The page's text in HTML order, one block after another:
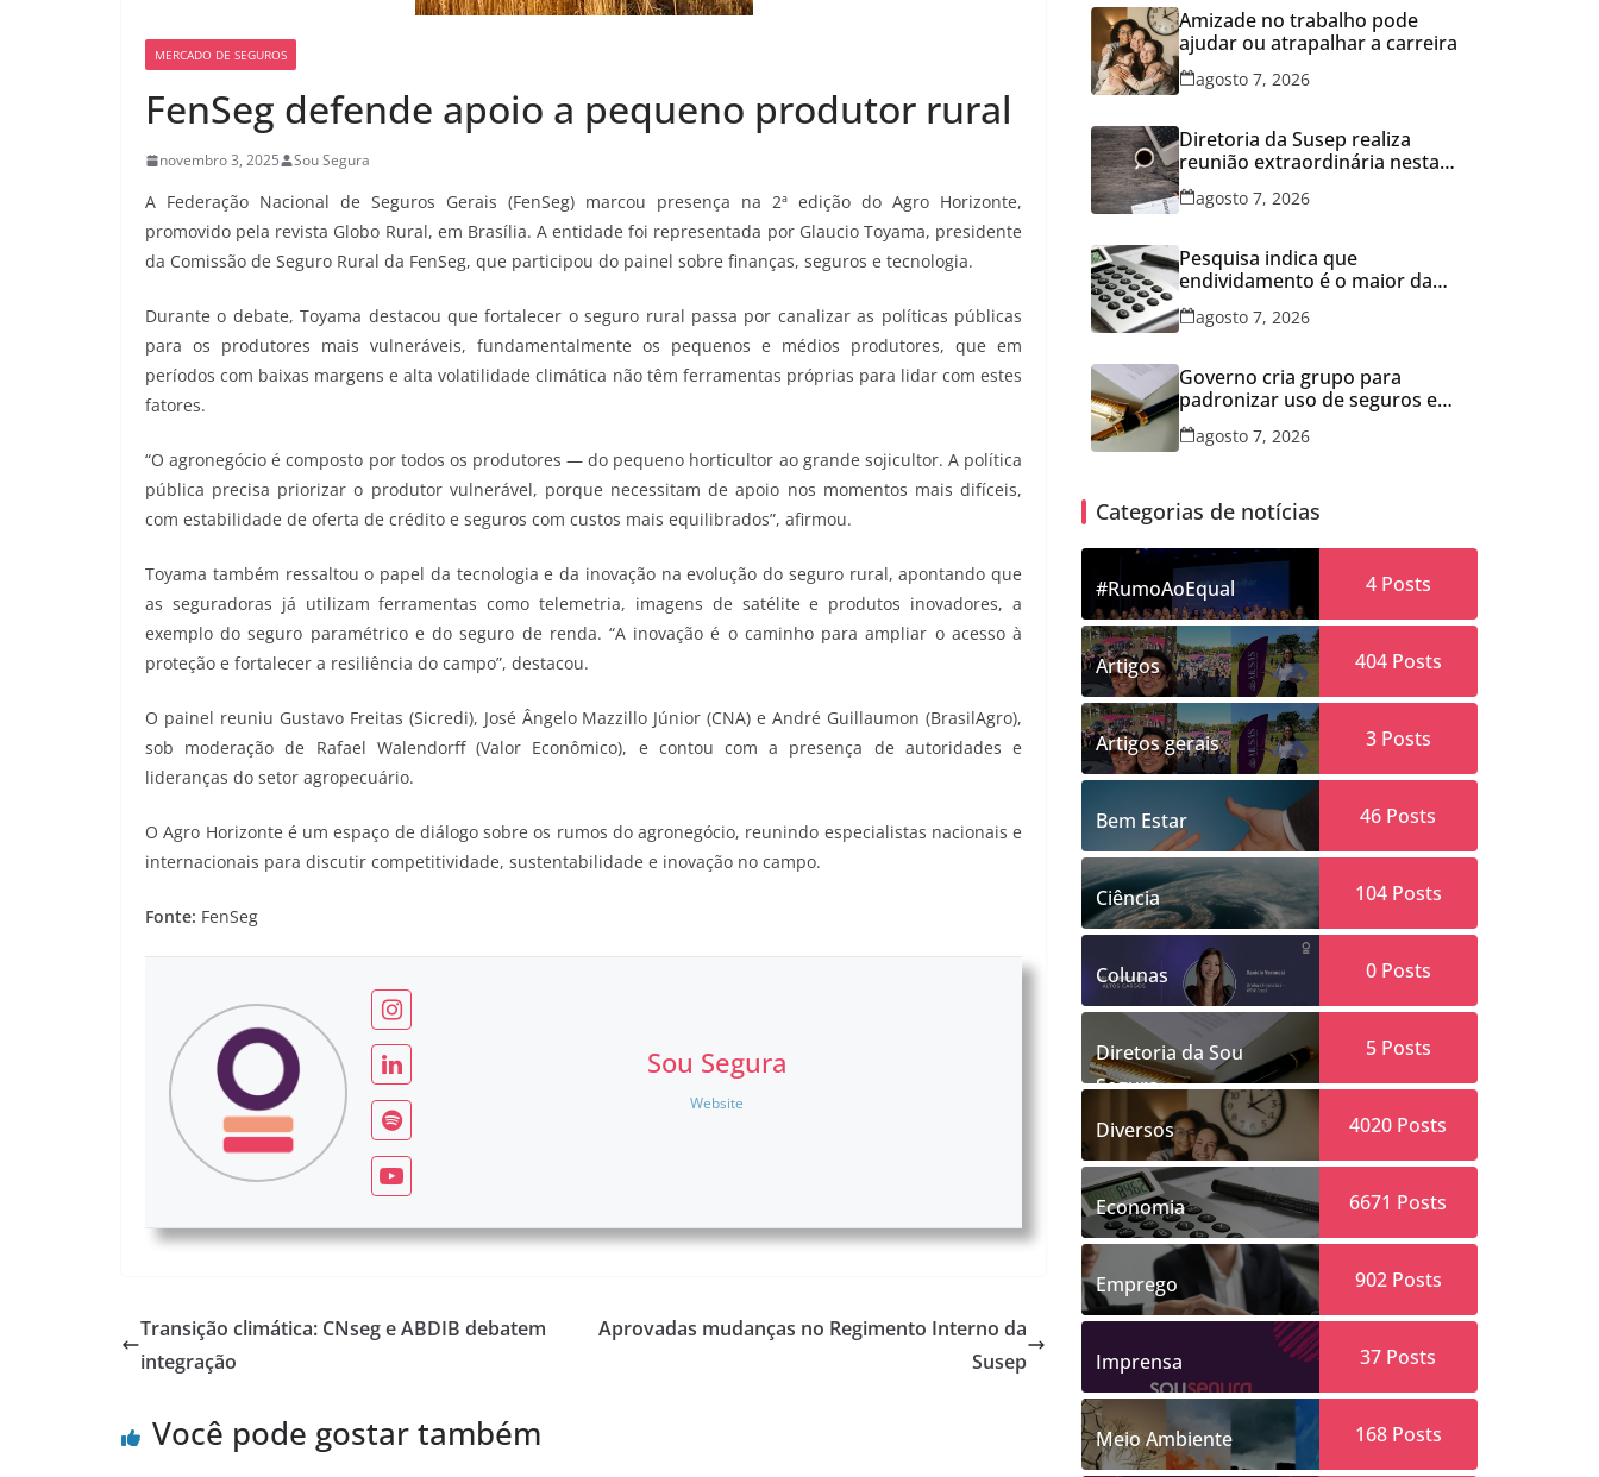
MERCADO DE SEGUROS
FenSeg defende apoio a pequeno produtor rural
novembro 3, 2025 Sou Segura
A Federação Nacional de Seguros Gerais (FenSeg) marcou presença na 2ª edição do Agro Horizonte,
promovido pela revista Globo Rural, em Brasília. A entidade foi representada por Glaucio Toyama, presidente
da Comissão de Seguro Rural da FenSeg, que participou do painel sobre finanças, seguros e tecnologia.
Durante o debate, Toyama destacou que fortalecer o seguro rural passa por canalizar as políticas públicas
para os produtores mais vulneráveis, fundamentalmente os pequenos e médios produtores, que em
períodos com baixas margens e alta volatilidade climática não têm ferramentas próprias para lidar com estes
fatores.
“O agronegócio é composto por todos os produtores — do pequeno horticultor ao grande sojicultor. A política
pública precisa priorizar o produtor vulnerável, porque necessitam de apoio nos momentos mais difíceis,
com estabilidade de oferta de crédito e seguros com custos mais equilibrados”, afirmou.
Toyama também ressaltou o papel da tecnologia e da inovação na evolução do seguro rural, apontando que
as seguradoras já utilizam ferramentas como telemetria, imagens de satélite e produtos inovadores, a
exemplo do seguro paramétrico e do seguro de renda. “A inovação é o caminho para ampliar o acesso à
proteção e fortalecer a resiliência do campo”, destacou.
O painel reuniu Gustavo Freitas (Sicredi), José Ângelo Mazzillo Júnior (CNA) e André Guillaumon (BrasilAgro),
sob moderação de Rafael Walendorff (Valor Econômico), e contou com a presença de autoridades e
lideranças do setor agropecuário.
O Agro Horizonte é um espaço de diálogo sobre os rumos do agronegócio, reunindo especialistas nacionais e
internacionais para discutir competitividade, sustentabilidade e inovação no campo.
Fonte: FenSeg
Sou Segura
Website
Transição climática: CNseg e ABDIB debatem
integração
Aprovadas mudanças no Regimento Interno da
Susep
Você pode gostar também
Amizade no trabalho pode
ajudar ou atrapalhar a carreira
agosto 7, 2026
Diretoria da Susep realiza
reunião extraordinária nesta
sexta-feira
agosto 7, 2026
Pesquisa indica que
endividamento é o maior da
série histórica
agosto 7, 2026
Governo cria grupo para
padronizar uso de seguros em
concessões
agosto 7, 2026
Categorias de notícias
#RumoAoEqual 4Posts
Artigos 404Posts
Artigos gerais 3Posts
Bem Estar 46 Posts
Ciência 104Posts
Colunas 0Posts
Diretoria da Sou
Segura
5Posts
Diversos 4020 Posts
Economia 6671 Posts
Emprego 902Posts
Imprensa 37 Posts
Meio Ambiente 168Posts